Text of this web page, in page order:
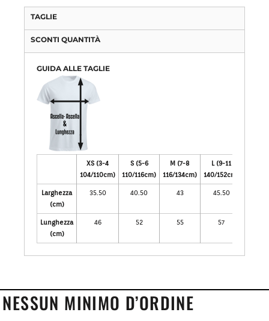
TAGLIE
SCONTI QUANTITÀ
GUIDA ALLE TAGLIE
XS (3-4
104/110cm)
S (5-6
110/116cm)
M (7-8
116/134cm)
L (9-11
140/152cm)
Larghezza
(cm)
35.50 40.50 43 45.50
Lunghezza
(cm)
46 52 55 57
NESSUN MINIMO D’ORDINE